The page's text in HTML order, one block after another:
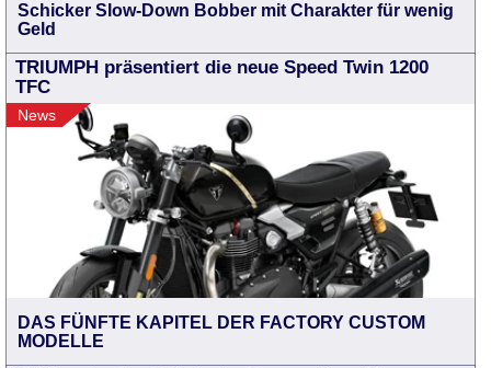
Schicker Slow-Down Bobber mit Charakter für wenig
Geld
TRIUMPH präsentiert die neue Speed Twin 1200
TFC
News
DAS FÜNFTE KAPITEL DER FACTORY CUSTOM
MODELLE